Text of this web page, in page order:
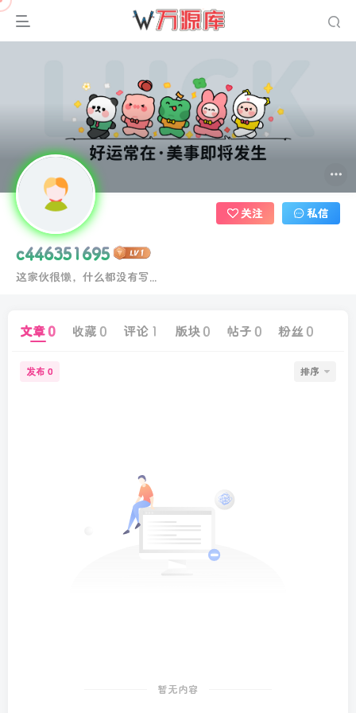
c446351695
这家伙很懒，什么都没有写...
关注 私信
文章0 收藏 0 评论 1 版块0 帖子 0 粉丝 0
发布 0 排序
暂无内容